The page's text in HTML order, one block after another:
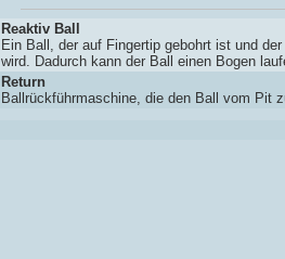
Reaktiv Ball
Ein Ball, der auf Fingertip gebohrt ist und
wird. Dadurch kann der Ball einen Bogen
Return
Ballrückführmaschine, die den Ball vom Pit